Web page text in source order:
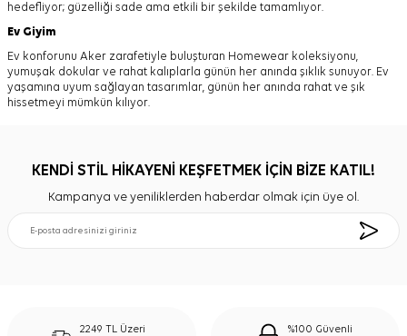
hedefliyor; güzelliği sade ama etkili bir şekilde tamamlıyor.
Ev Giyim
Ev konforunu Aker zarafetiyle buluşturan Homewear koleksiyonu,
yumuşak dokular ve rahat kalıplarla günün her anında şıklık sunuyor. Ev
yaşamına uyum sağlayan tasarımlar, günün her anında rahat ve şık
hissetmeyi mümkün kılıyor.
KENDİ STİL HİKAYENİ KEŞFETMEK İÇİN BİZE KATIL!
Kampanya ve yeniliklerden haberdar olmak için üye ol.
2249 TL Üzeri
%100 Güvenli